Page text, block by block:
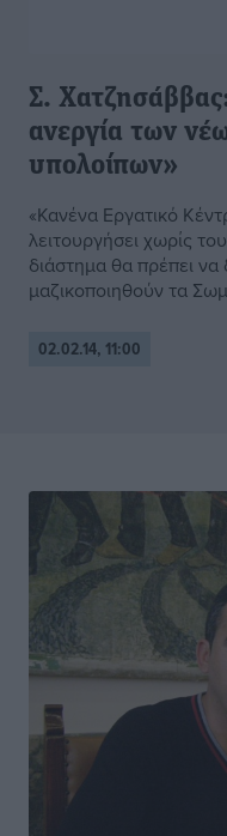
Σ.
ανεργία των
υπολοίπων»
«Κανένα Εργατικό
λειτουργήσει χωρίς
διάστημα θα πρέπει
μαζικοποιηθούν τα
02.02.14, 11:00